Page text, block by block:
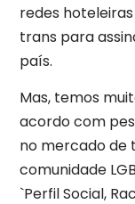
redes
trans para
país.
Mas, temos
acordo com
no mercado de
comunidade
`Perfil Social,